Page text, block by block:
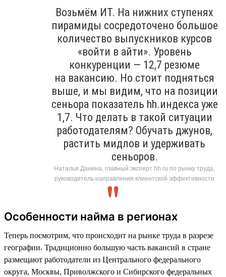
Возьмём ИТ. На нижних ступенях
пирамиды сосредоточено большое
количество выпускников курсов
«войти в айти». Уровень
конкуренции — 12,7 резюме
на вакансию. Но стоит подняться
выше, и мы видим, что на позиции
сеньора показатель hh.индекса уже
1,7. Что делать в такой ситуации
работодателям? Обучать джунов,
растить мидлов и удерживать
сеньоров.
Наталья Данина, главный эксперт hh.ru по рынку труда,
руководитель направления клиентской эффективности
Особенности найма в регионах
Теперь посмотрим, что происходит на рынке труда в разрезе
географии. Традиционно большую часть вакансий в стране
размещают работодатели из Центрального федерального
округа, Москвы, Приволжского и Сибирского федеральных